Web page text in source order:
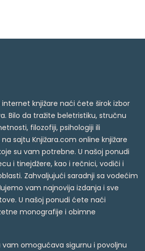
internet knjižare naći ćete širok izbor
Bilo da tražite beletristiku, stručnu
filozofiji, psihologiji ili
sajtu Knjižara.com online knjižare
su vam potrebne. U našoj ponudi
i tinejdžere, kao i rečnici, vodiči i
Zahvaljujući saradnji sa vodećim
vam najnovija izdanja i sve
U našoj ponudi ćete naći
monografije i obimne
vam omogućava sigurnu i povoljnu